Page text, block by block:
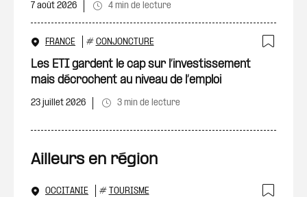
7 août 2026 4 min de lecture
FRANCE # CONJONCTURE
Les ETI gardent le cap sur l’investissement
mais décrochent au niveau de l’emploi
23 juillet 2026 3 min de lecture
Ailleurs en région
OCCITANIE # TOURISME